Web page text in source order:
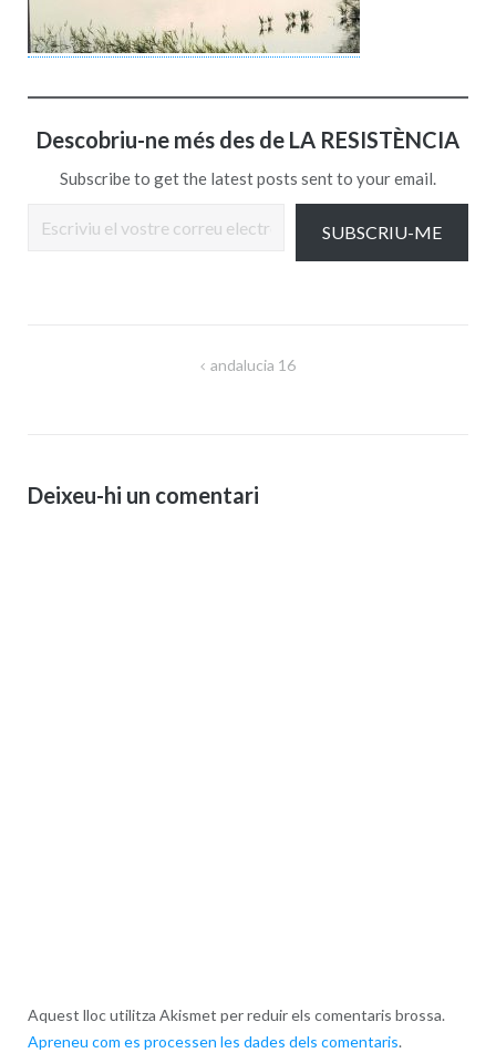
Descobriu-ne més des de LA RESISTÈNCIA
Subscribe to get the latest posts sent to your email.
SUBSCRIU-ME
andalucia 16
Deixeu-hi un comentari
Aquest lloc utilitza Akismet per reduir els comentaris brossa.
Apreneu com es processen les dades dels comentaris.